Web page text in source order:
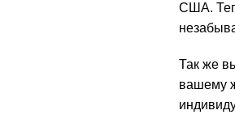
США.
Так же
вашему